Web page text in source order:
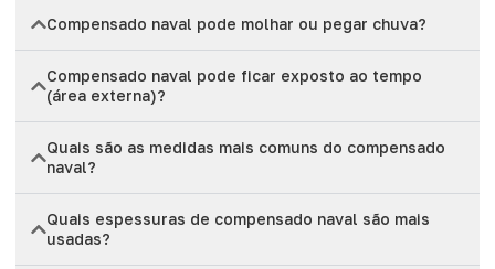
Compensado naval pode molhar ou pegar chuva?
Compensado naval pode ficar exposto ao tempo
(área externa)?
Quais são as medidas mais comuns do compensado
naval?
Quais espessuras de compensado naval são mais
usadas?